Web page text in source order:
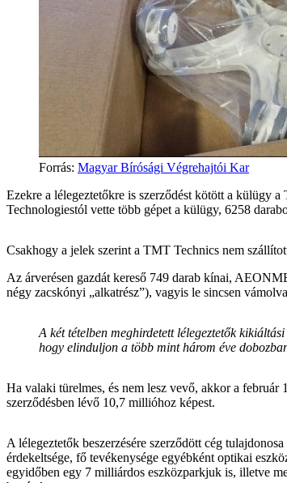
Forrás: Magyar Bírósági Végrehajtói Kar
Ezekre a lélegeztetőkre is szerződést kötött a külügy
Technologiestól vette több gépet a külügy, 6258
Csakhogy a jelek szerint a TMT Technics nem
Az árverésen gazdát kereső 749 darab kínai,
négy zacskónyi „alkatrész”), vagyis le sincsen
A két tételben meghirdetett lélegeztetők
hogy elinduljon a több mint három éve
Ha valaki türelmes, és nem lesz vevő, akkor a február
szerződésben lévő 10,7 millióhoz képest.
A lélegeztetők beszerzésére szerződött cég
érdekeltsége, fő tevékenysége egyébként optikai
egyidőben egy 7 milliárdos eszközparkjuk is, illetve